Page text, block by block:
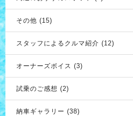
その他 (15)
スタッフによるクルマ紹介 (12)
オーナーズボイス (3)
試乗のご感想 (2)
納車ギャラリー (38)